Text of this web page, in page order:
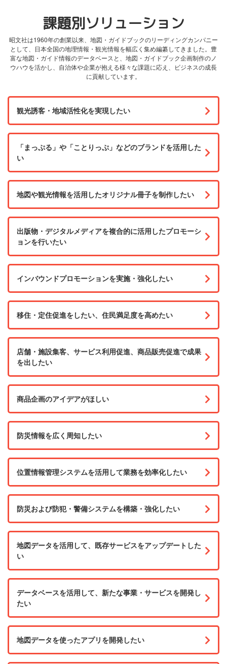
課題別ソリューション
昭文社は1960年の創業以来、地図・ガイドブックのリーディングカンパニー
として、日本全国の地理情報・観光情報を幅広く集め編纂してきました。豊
富な地図・ガイド情報のデータベースと、地図・ガイドブック企画制作のノ
ウハウを活かし、自治体や企業が抱える様々な課題に応え、ビジネスの成長
に貢献しています。
観光誘客・地域活性化を実現したい
「まっぷる」や「ことりっぷ」などのブランドを活用した
い
地図や観光情報を活用したオリジナル冊子を制作したい
出版物・デジタルメディアを複合的に活用したプロモーシ
ョンを行いたい
インバウンドプロモーションを実施・強化したい
移住・定住促進をしたい、住民満足度を高めたい
店舗・施設集客、サービス利用促進、商品販売促進で成果
を出したい
商品企画のアイデアがほしい
防災情報を広く周知したい
位置情報管理システムを活用して業務を効率化したい
防災および防犯・警備システムを構築・強化したい
地図データを活用して、既存サービスをアップデートした
い
データベースを活用して、新たな事業・サービスを開発し
たい
地図データを使ったアプリを開発したい